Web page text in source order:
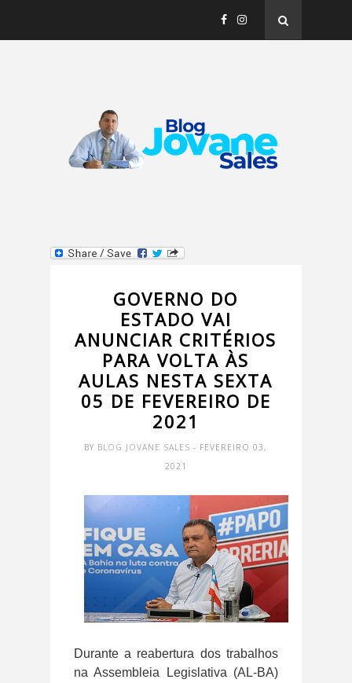
GOVERNO DO
ESTADO VAI
ANUNCIAR CRITÉRIOS
PARA VOLTA ÀS
AULAS NESTA SEXTA
05 DE FEVEREIRO DE
2021
BY BLOG JOVANE SALES- FEVEREIRO 03,
2021
Durante a reabertura dos trabalhos
na Assembleia Legislativa (AL-BA)